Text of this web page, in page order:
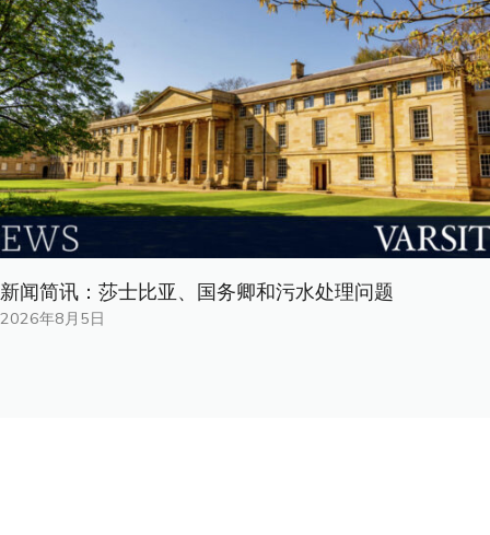
新闻简讯：莎士比亚、国务卿和污水处理问题
2026年8月5日